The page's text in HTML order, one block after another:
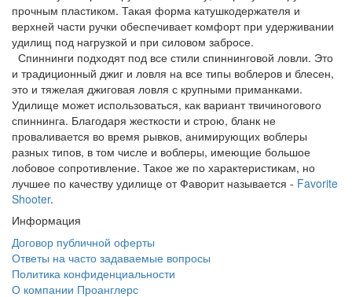
прочным пластиком. Такая форма катушкодержателя и
верхней части ручки обеспечивает комфорт при удерживании
удилищ под нагрузкой и при силовом забросе.
Спиннинги подходят под все стили спиннинговой ловли. Это
и традиционный джиг и ловля на все типы воблеров и блесен,
это и тяжелая джиговая ловля с крупными приманками.
Удилище может использоваться, как вариант твичиногового
спиннинга. Благодаря жесткости и строю, бланк не
проваливается во время рывков, анимирующих воблеры
разных типов, в том числе и воблеры, имеющие большое
лобовое сопротивление. Такое же по характеристикам, но
лучшее по качеству удилище от Фаворит называется - Favorite
Shooter.
Информация
Договор публичной оферты
Ответы на часто задаваемые вопросы
Политика конфиденциальности
О компании Проанглерс